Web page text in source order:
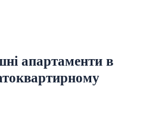
апартаменти в